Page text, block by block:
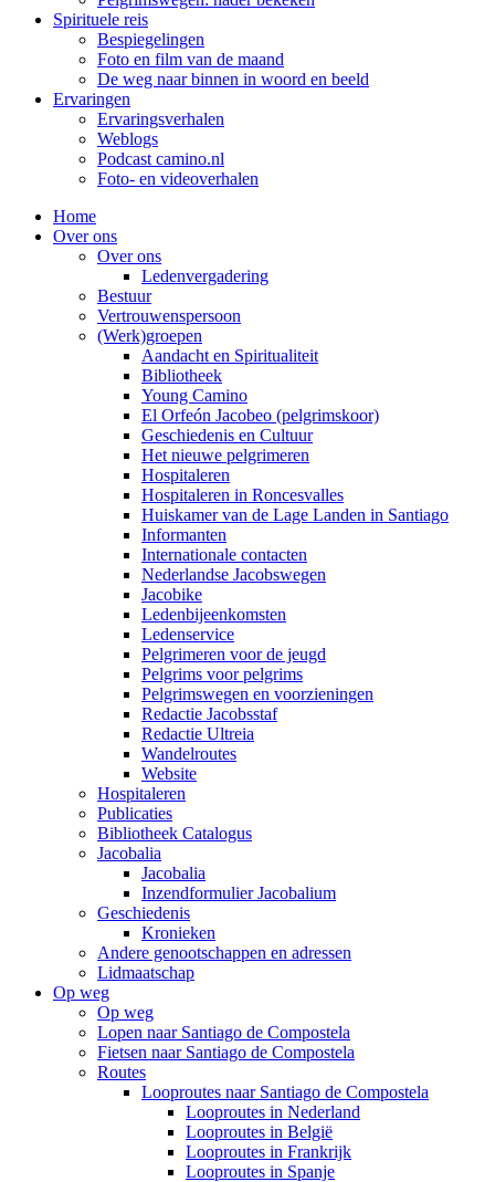
Spirituele reis
Bespiegelingen
Foto en film van de maand
De weg naar binnen in woord en beeld
Ervaringen
Ervaringsverhalen
Weblogs
Podcast camino.nl
Foto- en videoverhalen
Home
Over ons
Over ons
Ledenvergadering
Bestuur
Vertrouwenspersoon
(Werk)groepen
Aandacht en Spiritualiteit
Bibliotheek
Young Camino
El Orfeón Jacobeo (pelgrimskoor)
Geschiedenis en Cultuur
Het nieuwe pelgrimeren
Hospitaleren
Hospitaleren in Roncesvalles
Huiskamer van de Lage Landen in Santiago
Informanten
Internationale contacten
Nederlandse Jacobswegen
Jacobike
Ledenbijeenkomsten
Ledenservice
Pelgrimeren voor de jeugd
Pelgrims voor pelgrims
Pelgrimswegen en voorzieningen
Redactie Jacobsstaf
Redactie Ultreia
Wandelroutes
Website
Hospitaleren
Publicaties
Bibliotheek Catalogus
Jacobalia
Jacobalia
Inzendformulier Jacobalium
Geschiedenis
Kronieken
Andere genootschappen en adressen
Lidmaatschap
Op weg
Op weg
Lopen naar Santiago de Compostela
Fietsen naar Santiago de Compostela
Routes
Looproutes naar Santiago de Compostela
Looproutes in Nederland
Looproutes in België
Looproutes in Frankrijk
Looproutes in Spanje